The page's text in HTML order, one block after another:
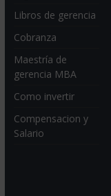
Libros de gerencia
Cobranza
Maestría de
gerencia MBA
Como invertir
Compensacion y
Salario